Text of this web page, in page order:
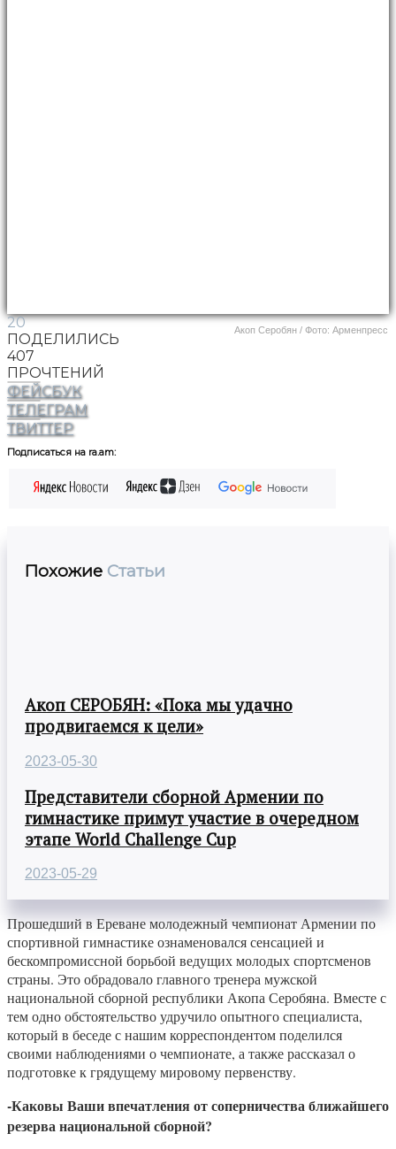
Акоп Серобян / Фото: Арменпресс
20
ПОДЕЛИЛИСЬ
407
ПРОЧТЕНИЙ
ФЕЙСБУК
ТЕЛЕГРАМ
ТВИТТЕР
Подписаться на ra.am:
Похожие Статьи
Акоп СЕРОБЯН: «Пока мы удачно
продвигаемся к цели»
2023-05-30
Представители сборной Армении по
гимнастике примут участие в очередном
этапе World Challenge Cup
2023-05-29
Прошедший в Ереване молодежный чемпионат Армении по
спортивной гимнастике ознаменовался сенсацией и
бескомпромиссной борьбой ведущих молодых спортсменов
страны. Это обрадовало главного тренера мужской
национальной сборной республики Акопа Серобяна. Вместе с
тем одно обстоятельство удручило опытного специалиста,
который в беседе с нашим корреспондентом поделился
своими наблюдениями о чемпионате, а также рассказал о
подготовке к грядущему мировому первенству.
-Каковы Ваши впечатления от соперничества ближайшего
резерва национальной сборной?